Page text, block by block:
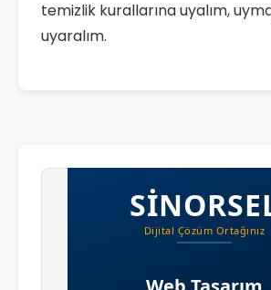
temizlik kurallarına uyalım,
uyaralım.